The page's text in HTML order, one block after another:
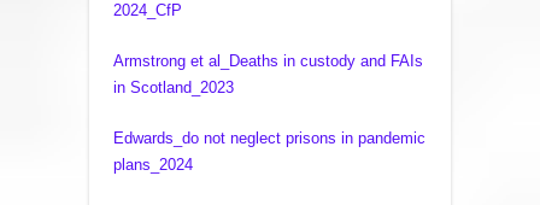
2024_CfP
Armstrong et al_Deaths in custody and FAIs
in Scotland_2023
Edwards_do not neglect prisons in pandemic
plans_2024